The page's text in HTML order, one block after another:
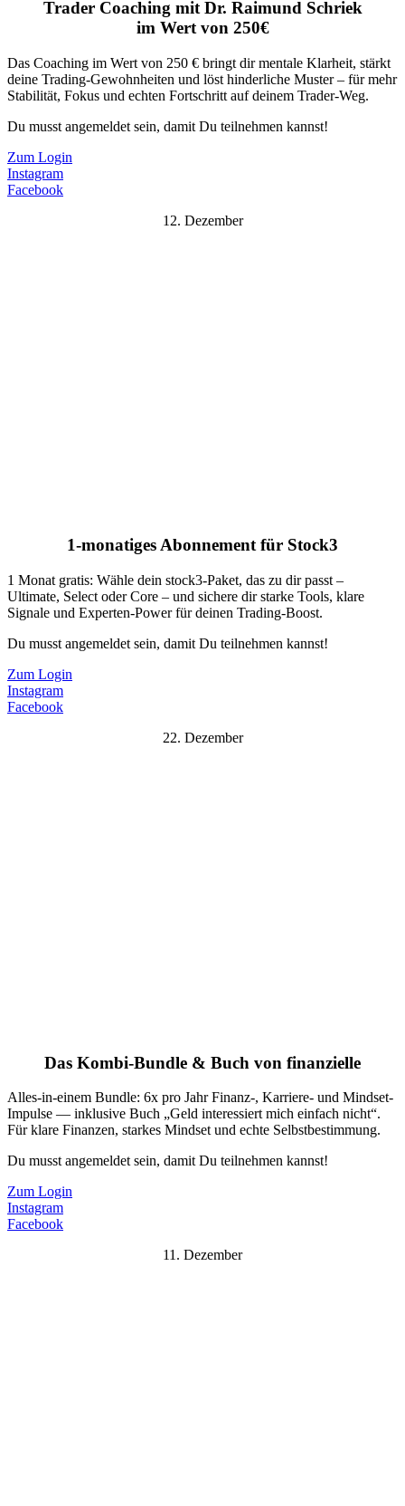
Trader Coaching mit Dr. Raimund Schriek
im Wert von 250€
Das Coaching im Wert von 250 € bringt dir mentale Klarheit, stärkt
deine Trading-Gewohnheiten und löst hinderliche Muster – für mehr
Stabilität, Fokus und echten Fortschritt auf deinem Trader-Weg.
Du musst angemeldet sein, damit Du teilnehmen kannst!
Zum Login
Instagram
Facebook
12. Dezember
1-monatiges Abonnement für Stock3
1 Monat gratis: Wähle dein stock3-Paket, das zu dir passt –
Ultimate, Select oder Core – und sichere dir starke Tools, klare
Signale und Experten-Power für deinen Trading-Boost.
Du musst angemeldet sein, damit Du teilnehmen kannst!
Zum Login
Instagram
Facebook
22. Dezember
Das Kombi-Bundle & Buch von finanzielle
Alles-in-einem Bundle: 6x pro Jahr Finanz-, Karriere- und Mindset-
Impulse — inklusive Buch „Geld interessiert mich einfach nicht“.
Für klare Finanzen, starkes Mindset und echte Selbstbestimmung.
Du musst angemeldet sein, damit Du teilnehmen kannst!
Zum Login
Instagram
Facebook
11. Dezember